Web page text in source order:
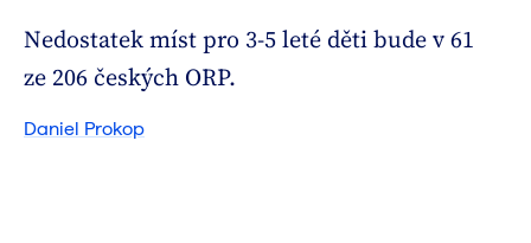
Nedostatek míst pro 3-5 leté děti bude v 61
ze 206 českých ORP.
Daniel Prokop